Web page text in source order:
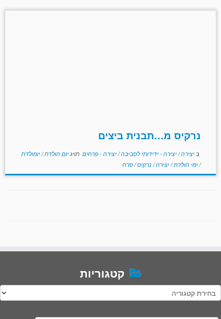
נרקיס מ…תבנית ביצים
ב יצירה/יצירה - ידידותי לסביבה/יצירה - פרחים תויגיום הולדת/יומולדת
/ימי הולדת/יצירה/ נרקיס/פרח
קטגוריות
קטגוריות